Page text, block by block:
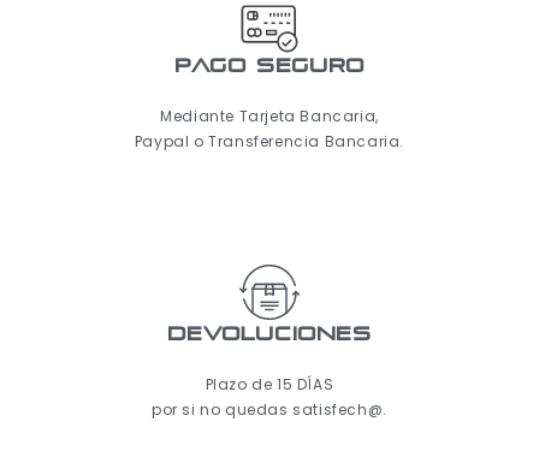
pago seguro
Mediante Tarjeta Bancaria,
Paypal o Transferencia Bancaria.
Devoluciones
Plazo de 15 DÍAS
por si no quedas satisfech@.